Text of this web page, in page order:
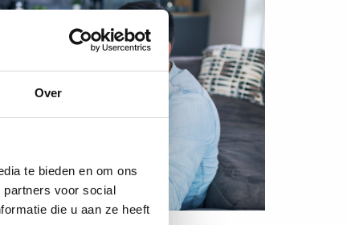
Over
te bieden en om ons
partners voor social
die u aan ze heeft